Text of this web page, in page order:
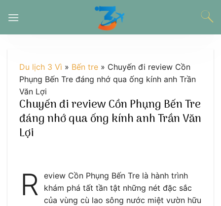
đến
Du lịch 3 Vì » Bến tre » Chuyến đi review Cồn
Phụng Bến Tre đáng nhớ qua ống kính anh Trần
Văn Lợi
Chuyến đi review Cồn Phụng Bến Tre
đáng nhớ qua ống kính anh Trần Văn
Lợi
R
eview Cồn Phụng Bến Tre là hành trình
khám phá tất tần tật những nét đặc sắc
của vùng cù lao sông nước miệt vườn hữu